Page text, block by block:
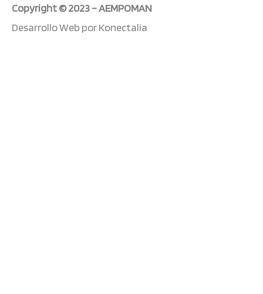
f
Copyright © 2023 – AEMPOMAN
Desarrollo Web por Konectalia